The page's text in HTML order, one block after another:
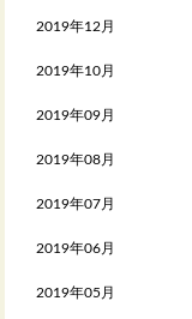
2019年12月
2019年10月
2019年09月
2019年08月
2019年07月
2019年06月
2019年05月